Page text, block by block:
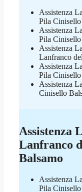
Assistenza
Pila
Assistenza
Pila
Assistenza
Lanfranco
Assistenza
Pila
Assistenza
Cinisello
Assistenza
Lanfranco
Balsamo
Assistenza
Pila